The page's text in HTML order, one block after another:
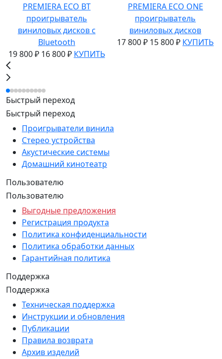
PREMIERA ECO BT
проигрыватель
виниловых дисков с
Bluetooth
19 800 ₽16 800 ₽ КУПИТЬ
PREMIERA ECO ONE
проигрыватель
виниловых дисков
17 800 ₽ 15 800 ₽ КУПИТЬ
Быстрый переход
Быстрый переход
Проигрыватели винила
Стерео устройства
Акустические системы
Домашний кинотеатр
Пользователю
Пользователю
Выгодные предложения
Регистрация продукта
Политика конфиденциальности
Политика обработки данных
Гарантийная политика
Поддержка
Поддержка
Техническая поддержка
Инструкции и обновления
Публикации
Правила возврата
Архив изделий